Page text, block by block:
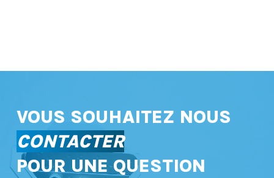
VOUS SOUHAITEZ NOUS
CONTACTER
POUR UNE QUESTION